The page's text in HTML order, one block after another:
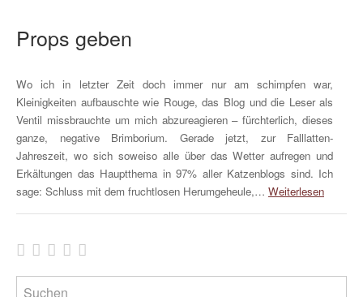
Props geben
Wo ich in letzter Zeit doch immer nur am schimpfen war,
Kleinigkeiten aufbauschte wie Rouge, das Blog und die Leser als
Ventil missbrauchte um mich abzureagieren – fürchterlich, dieses
ganze, negative Brimborium. Gerade jetzt, zur Falllatten-
Jahreszeit, wo sich soweiso alle über das Wetter aufregen und
Erkältungen das Hauptthema in 97% aller Katzenblogs sind. Ich
sage: Schluss mit dem fruchtlosen Herumgeheule,… Weiterlesen